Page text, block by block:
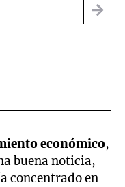
económico,
buena noticia,
concentrado en